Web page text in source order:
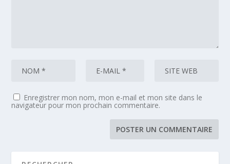
Enregistrer mon nom, mon e-mail et mon site dans le
navigateur pour mon prochain commentaire.